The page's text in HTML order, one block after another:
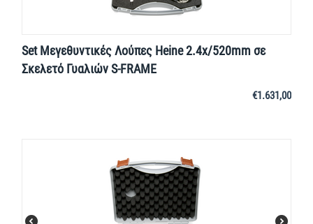
Set Μεγεθυντικές Λούπες Heine 2.4x/520mm σε
Σκελετό Γυαλιών S-FRAME
€1.631,00